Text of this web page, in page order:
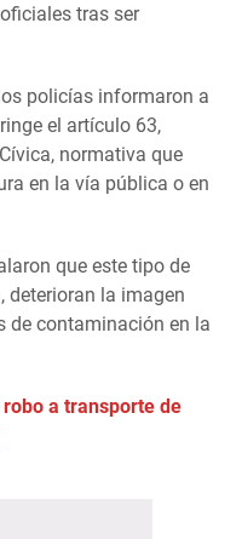
tras ser
policías informaron a
el artículo 63,
normativa que
en la vía pública o en
que este tipo de
deterioran la imagen
de contaminación en la
a transporte de